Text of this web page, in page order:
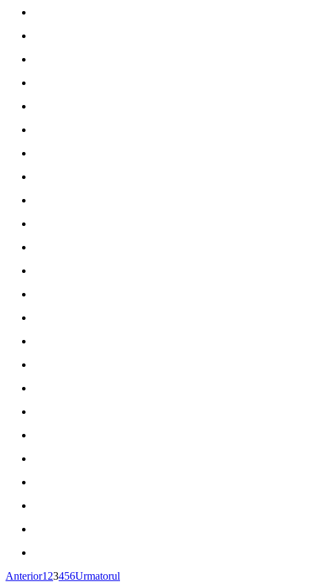
Anterior1 23456Urmatorul